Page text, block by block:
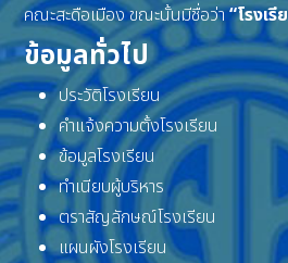
คณะสะดือเมือง ขณะนั้นมีชื่อว่า“โรงเ
ข้อมูลทั่วไป
ประวัติโรงเรียน
คำแจ้งความตั้งโรงเรียน
ข้อมูลโรงเรียน
ทำเนียบผู้บริหาร
ตราสัญลักษณ์โรงเรียน
แผนผังโรงเรียน